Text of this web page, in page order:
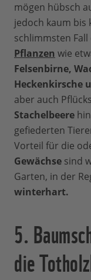
mögen hübsch
jedoch kaum bis
schlimmsten Fall
Pflanzen wie
Felsenbirne,
Heckenkirsche
aber auch
Stachelbeere
gefiederten
Vorteil für die
Gewächse sind
Garten, in der
winterhart.
5.
die